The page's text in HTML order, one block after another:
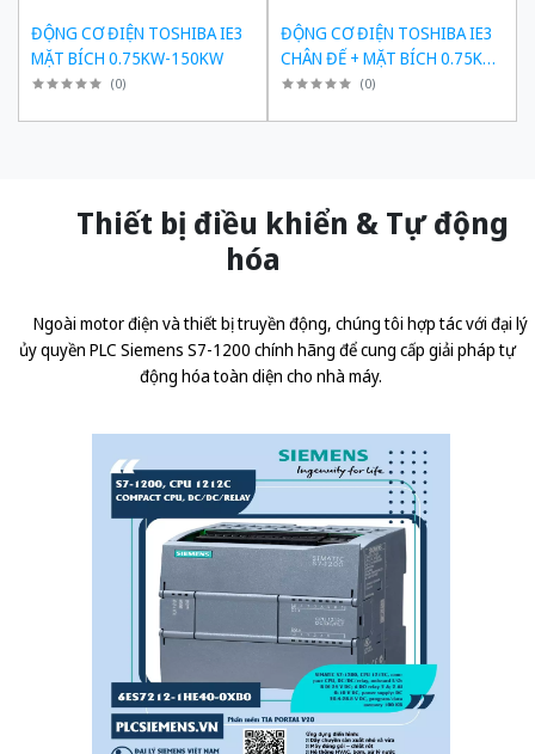
ĐỘNG CƠ ĐIỆN TOSHIBA IE3
MẶT BÍCH 0.75KW-150KW
(0)
ĐỘNG CƠ ĐIỆN TOSHIBA IE3
CHÂN ĐẾ + MẶT BÍCH 0.75KW-
150KW
(0)
Thiết bị điều khiển & Tự động
hóa
Ngoài motor điện và thiết bị truyền động, chúng tôi hợp tác với đại lý
ủy quyền PLC Siemens S7-1200 chính hãng để cung cấp giải pháp tự
động hóa toàn diện cho nhà máy.